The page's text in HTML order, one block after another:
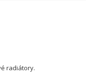
radiátory.